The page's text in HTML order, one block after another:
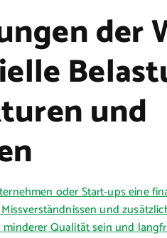
der
und
oder Start-ups eine
und
Qualität sein und